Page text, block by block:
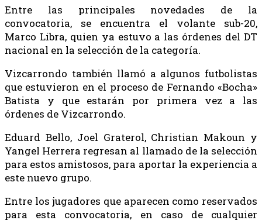
Entre las principales novedades de la
convocatoria, se encuentra el volante sub-20,
Marco Libra, quien ya estuvo a las órdenes del DT
nacional en la selección de la categoría.
Vizcarrondo también llamó a algunos futbolistas
que estuvieron en el proceso de Fernando «Bocha»
Batista y que estarán por primera vez a las
órdenes de Vizcarrondo.
Eduard Bello, Joel Graterol, Christian Makoun y
Yangel Herrera regresan al llamado de la selección
para estos amistosos, para aportar la experiencia a
este nuevo grupo.
Entre los jugadores que aparecen como reservados
para esta convocatoria, en caso de cualquier